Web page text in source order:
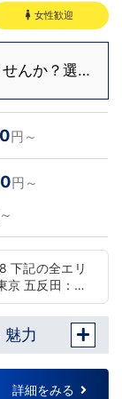
女性歓迎
んか？選ぶ
円～
円～
駅西口から徒
川 横
：
魅力
詳細をみる